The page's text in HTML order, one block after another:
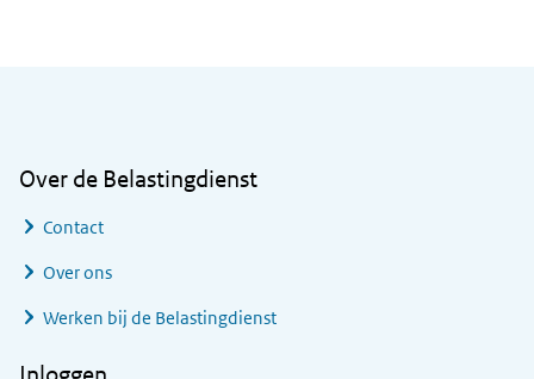
Over de Belastingdienst
Contact
Over ons
Werken bij de Belastingdienst